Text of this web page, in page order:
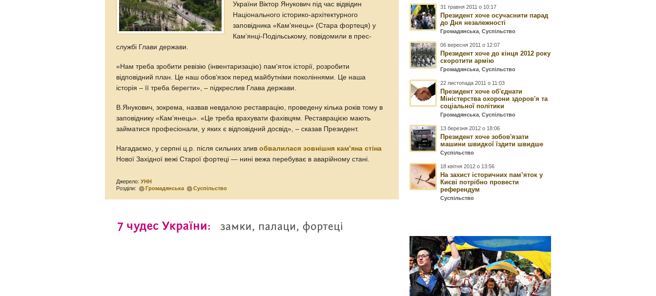
України Віктор Янукович під час відвідин
Національного історико-архітектурного
заповідника «Кам’янець» (Стара фортеця) у
Кам’янці-Подільському, повідомили в прес-
службі Глави держави.
«Нам треба зробити ревізію (інвентаризацію) пам'яток історії, розробити
відповідний план. Це наш обов’язок перед майбутніми поколіннями. Це наша
історія – її треба берегти», – підкреслив Глава держави.
В.Янукович, зокрема, назвав невдалою реставрацію, проведену кілька років тому в
заповіднику «Кам’янець». «Це треба врахувати фахівцям. Реставрацією мають
займатися професіонали, у яких є відповідний досвід», – сказав Президент.
Нагадаємо, у серпні ц.р. після сильних зливобвалилася зовнішня кам’яна стіна
Нової Західної вежі Старої фортеці — нині вежа перебуває в аварійному стані.
Джерело:УНН
Розділи:
Громадянська Суспільство
31 травня 2011 о 10:17
Президент хоче осучаснити парад
до Дня незалежності
Громадянська ,Суспільство
06 вересня 2011 о 12:07
Президент хоче до кінця 2012 року
скоротити армію
Громадянська ,Суспільство
22 листопада 2011 о 11:03
Президент хоче об'єднати
Міністерства охорони здоров'я та
соціальної політики
Громадянська ,Суспільство
13 березня 2012 о 18:06
Президент хоче зобов'язати
машини швидкої їздити швидше
Суспільство
18 квітня 2012 о 13:56
На захист історичних пам’яток у
Києві потрібно провести
референдум
Суспільство